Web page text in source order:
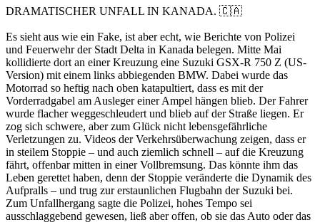
DRAMATISCHER UNFALL IN KANADA. 🇨🇦
Es sieht aus wie ein Fake, ist aber echt, wie Berichte von Polizei
und Feuerwehr der Stadt Delta in Kanada belegen. Mitte Mai
kollidierte dort an einer Kreuzung eine Suzuki GSX-R 750 Z (US-
Version) mit einem links abbiegenden BMW. Dabei wurde das
Motorrad so heftig nach oben katapultiert, dass es mit der
Vorderradgabel am Ausleger einer Ampel hängen blieb. Der Fahrer
wurde flacher weggeschleudert und blieb auf der Straße liegen. Er
zog sich schwere, aber zum Glück nicht lebensgefährliche
Verletzungen zu. Videos der Verkehrsüberwachung zeigen, dass er
in steilem Stoppie – und auch ziemlich schnell – auf die Kreuzung
fährt, offenbar mitten in einer Vollbremsung. Das könnte ihm das
Leben gerettet haben, denn der Stoppie veränderte die Dynamik des
Aufpralls – und trug zur erstaunlichen Flugbahn der Suzuki bei.
Zum Unfallhergang sagte die Polizei, hohes Tempo sei
ausschlaggebend gewesen, ließ aber offen, ob sie das Auto oder das